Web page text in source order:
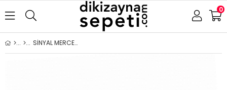
0
SİNYAL MERCEDES VIANO ( W204 2006-2009 ) 2011-2014 SAĞ